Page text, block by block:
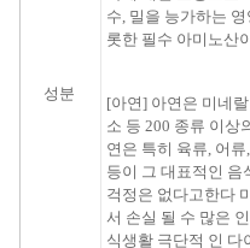
성분
수 , 밀 을 능가하는 영
롯한 필수 아미노산
[아연] 아연 은 미네랄
소 등 200 종류 이상
연 은 특히 육류, 어류
등이 그 대표적인 음
걱정 은 없다고한다
서 손실 될 수 많은
식생활 극단적 인 다